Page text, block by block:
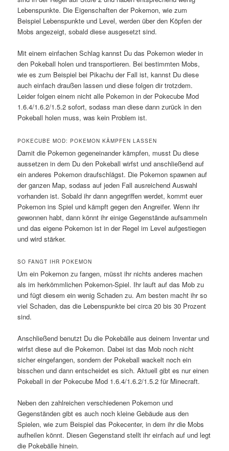
Lebenspunkte. Die Eigenschaften der Pokemon, wie zum
Beispiel Lebenspunkte und Level, werden über den Köpfen der
Mobs angezeigt, sobald diese ausgesetzt sind.
Mit einem einfachen Schlag kannst Du das Pokemon wieder in
den Pokeball holen und transportieren. Bei bestimmten Mobs,
wie es zum Beispiel bei Pikachu der Fall ist, kannst Du diese
auch einfach draußen lassen und diese folgen dir trotzdem.
Leider folgen einem nicht alle Pokemon in der Pokecube Mod
1.6.4/1.6.2/1.5.2 sofort, sodass man diese dann zurück in den
Pokeball holen muss, was kein Problem ist.
POKECUBE MOD: POKEMON KÄMPFEN LASSEN
Damit die Pokemon gegeneinander kämpfen, musst Du diese
aussetzen in dem Du den Pokeball wirfst und anschließend auf
ein anderes Pokemon draufschlägst. Die Pokemon spawnen auf
der ganzen Map, sodass auf jeden Fall ausreichend Auswahl
vorhanden ist. Sobald ihr dann angegriffen werdet, kommt euer
Pokemon ins Spiel und kämpft gegen den Angreifer. Wenn ihr
gewonnen habt, dann könnt ihr einige Gegenstände aufsammeln
und das eigene Pokemon ist in der Regel im Level aufgestiegen
und wird stärker.
SO FANGT IHR POKEMON
Um ein Pokemon zu fangen, müsst ihr nichts anderes machen
als im herkömmlichen Pokemon-Spiel. Ihr lauft auf das Mob zu
und fügt diesem ein wenig Schaden zu. Am besten macht ihr so
viel Schaden, das die Lebenspunkte bei circa 20 bis 30 Prozent
sind.
Anschließend benutzt Du die Pokebälle aus deinem Inventar und
wirfst diese auf die Pokemon. Dabei ist das Mob noch nicht
sicher eingefangen, sondern der Pokeball wackelt noch ein
bisschen und dann entscheidet es sich. Aktuell gibt es nur einen
Pokeball in der Pokecube Mod 1.6.4/1.6.2/1.5.2 für Minecraft.
Neben den zahlreichen verschiedenen Pokemon und
Gegenständen gibt es auch noch kleine Gebäude aus den
Spielen, wie zum Beispiel das Pokecenter, in dem ihr die Mobs
aufheilen könnt. Diesen Gegenstand stellt ihr einfach auf und legt
die Pokebälle hinein.